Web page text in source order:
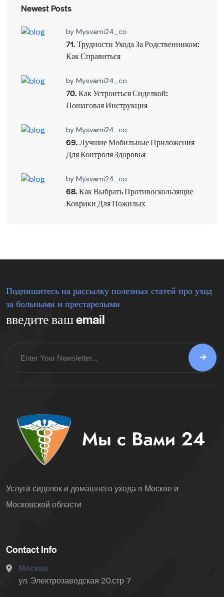
Newest Posts
by Mysvami24_co
71. Трудности Ухода За Родственником:
Как Справиться
by Mysvami24_co
70. Как Устроиться Сиделкой:
Пошаговая Инструкция
by Mysvami24_co
69. Лучшие Мобильные Приложения
Для Контроля Здоровья
by Mysvami24_co
68. Как Выбрать Противоскользящие
Коврики Для Пожилых
Подпишитесь на рассылку полезных статей про уход
за больными и престарелыми
введите ваш email
Услуги сиделок и домашнего ухода в Москве и
Московской области
Contact Info
Москва
ул. Электрозаводская 20.стр 7